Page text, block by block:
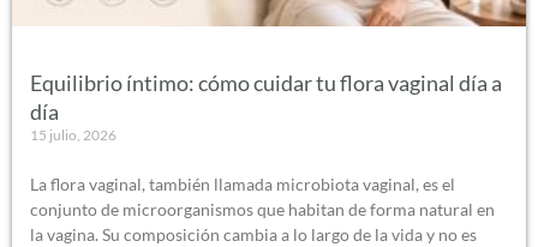
Equilibrio íntimo: cómo cuidar tu flora vaginal día a
día
15 julio, 2026
La flora vaginal, también llamada microbiota vaginal, es el
conjunto de microorganismos que habitan de forma natural en
la vagina. Su composición cambia a lo largo de la vida y no es